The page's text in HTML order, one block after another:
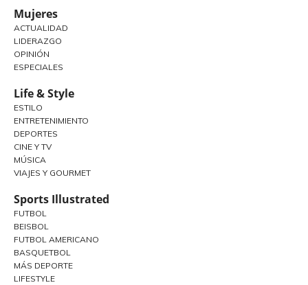
Mujeres
ACTUALIDAD
LIDERAZGO
OPINIÓN
ESPECIALES
Life & Style
ESTILO
ENTRETENIMIENTO
DEPORTES
CINE Y TV
MÚSICA
VIAJES Y GOURMET
Sports Illustrated
FUTBOL
BEISBOL
FUTBOL AMERICANO
BASQUETBOL
MÁS DEPORTE
LIFESTYLE